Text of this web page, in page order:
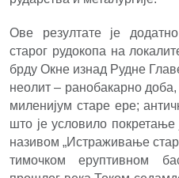
Ове резултате је
старог рудокопа на
брду Окне изнад Рудне
неолит – ранобакарно доба,
миленијум старе ере;
што је условило покретање
називом „Истраживање
тимочком еруптивном